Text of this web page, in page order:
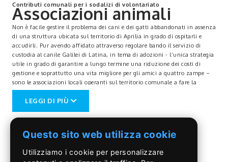
Contributi comunali per i sodalizi di volontariato
Associazioni animali
Non è facile gestire il problema dei cani e dei gatti abbandonati in assenza
di una struttura ubicata sul territorio di Aprilia in grado di ospitarli e
accudirli. Pur avendo affidato attraverso regolare bando il servizio di
custodia al canile Galilei di Latina, in tema di adozioni - l’unica strategia
utile in grado di garantire a lungo termine una riduzione dei costi di
gestione e soprattutto una vita migliore per gli amici a quattro zampe –
sono le associazioni locali operanti sul territorio comunale a fare la
differenza, rappresentando un fondamentale anello di congiunzione tra
le istituzioni e i cittadini che spesso e volentieri si fanno avanti per
Un lavoro impegnativo e costante quello dei volontari, proseguito anche
degli animali, determinando la chiusura del canile di via Torre del
urbanistico.
LEGGI DI PIÙ
Questo sito web utilizza cookie
Utilizziamo i cookie per personalizzare